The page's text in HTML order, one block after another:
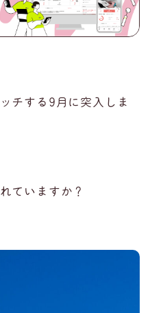
チする9月に突入しま
ていますか？